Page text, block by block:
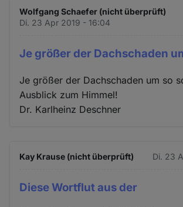
Wolfgang Schaefer (nicht überprüft)
Di. 23 Apr 2019 - 16:04
Je größer der Dachschaden
Je größer der Dachschaden um so
Ausblick zum Himmel!
Dr. Karlheinz Deschner
Kay Krause (nicht überprüft) Di. 23
Diese Wortflut aus der